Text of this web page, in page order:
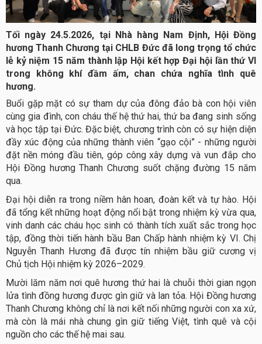
Tối ngày 24.5.2026, tại Nhà hàng Nam Định, Hội Đồng
hương Thanh Chương tại CHLB Đức đã long trọng tổ chức
lễ kỷ niệm 15 năm thành lập Hội kết hợp Đại hội lần thứ VI
trong không khí đầm ấm, chan chứa nghĩa tình quê
hương.
Buổi gặp mặt có sự tham dự của đông đảo bà con hội viên
cùng gia đình, con cháu thế hệ thứ hai, thứ ba đang sinh sống
và học tập tại Đức. Đặc biệt, chương trình còn có sự hiện diện
đầy xúc động của những thành viên “gạo cội” - những người
đặt nền móng đầu tiên, góp công xây dựng và vun đắp cho
Hội Đồng hương Thanh Chương suốt chặng đường 15 năm
qua.
Đại hội diễn ra trong niềm hân hoan, đoàn kết và tự hào. Hội
đã tổng kết những hoạt động nổi bật trong nhiệm kỳ vừa qua,
vinh danh các cháu học sinh có thành tích xuất sắc trong học
tập, đồng thời tiến hành bầu Ban Chấp hành nhiệm kỳ VI. Chị
Nguyễn Thanh Hương đã được tín nhiệm bầu giữ cương vị
Chủ tịch Hội nhiệm kỳ 2026–2029.
Mười lăm năm nơi quê hương thứ hai là chuỗi thời gian ngọn
lửa tình đồng hương được gìn giữ và lan tỏa. Hội Đồng hương
Thanh Chương không chỉ là nơi kết nối những người con xa xứ,
mà còn là mái nhà chung gìn giữ tiếng Việt, tình quê và cội
nguồn cho các thế hệ mai sau.